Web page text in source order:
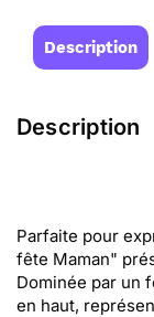
Description
Description
Parfaite pour
fête Maman"
Dominée par un
en haut,